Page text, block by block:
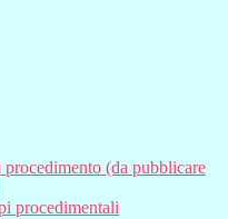
(da pubblicare
procedimentali